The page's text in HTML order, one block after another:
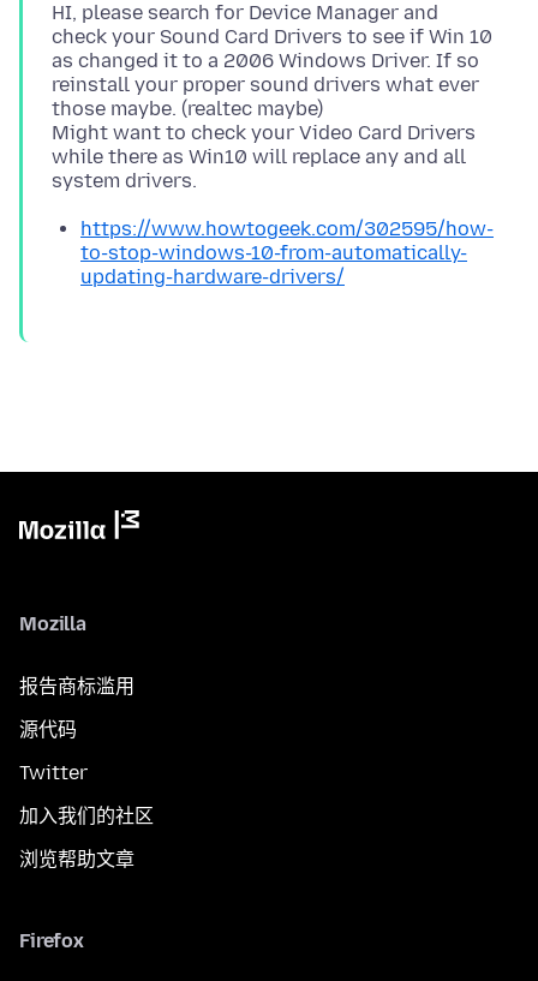
HI, please search for Device Manager and
check your Sound Card Drivers to see if Win 10
as changed it to a 2006 Windows Driver. If so
reinstall your proper sound drivers what ever
those maybe. (realtec maybe)
Might want to check your Video Card Drivers
while there as Win10 will replace any and all
https://www.howtogeek.com/302595/how-
to-stop-windows-10-from-automatically-
updating-hardware-drivers/
Mozilla
报告商标滥用
源代码
Twitter
加入我们的社区
浏览帮助文章
Firefox